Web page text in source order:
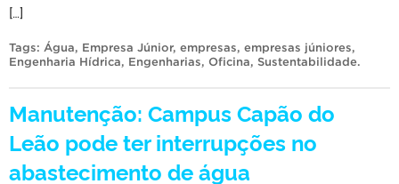
[…]
Tags: Água, Empresa Júnior, empresas, empresas júniores,
Engenharia Hídrica, Engenharias, Oficina, Sustentabilidade.
Manutenção: Campus Capão do
Leão pode ter interrupções no
abastecimento de água